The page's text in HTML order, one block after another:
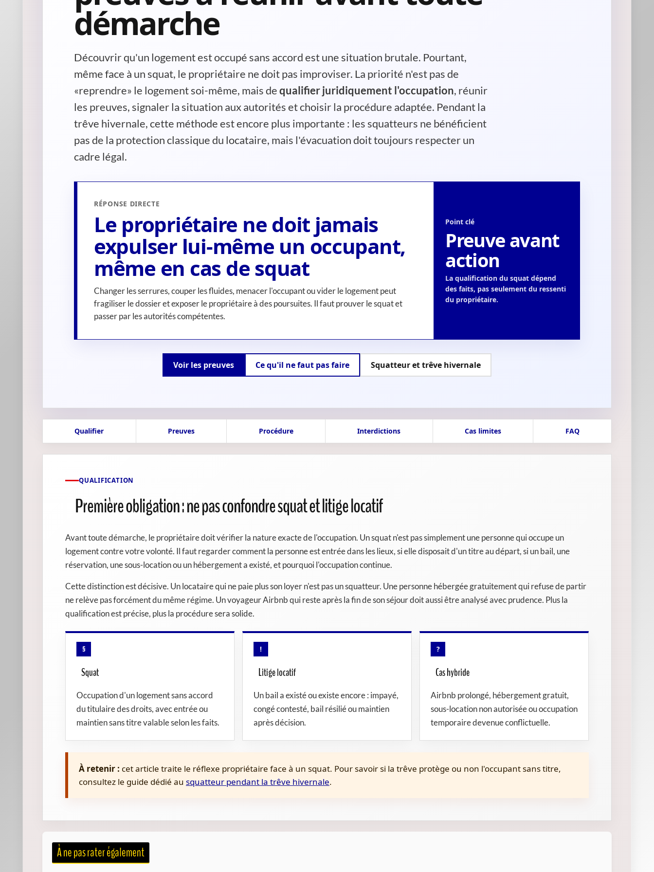
démarche
Découvrir qu'un logement est occupé sans accord est une situation brutale. Pourtant,
même face à un squat, le propriétaire ne doit pas improviser. La priorité n'est pas de
«reprendre» le logement soi-même, mais dequalifier juridiquement l'occupation, réunir
les preuves, signaler la situation aux autorités et choisir la procédure adaptée. Pendant la
trêve hivernale, cette méthode est encore plus importante : les squatteurs ne bénéficient
pas de la protection classique du locataire, mais l'évacuation doit toujours respecter un
cadre légal.
RÉPONSE DIRECTE
Le propriétaire ne doit jamais
expulser lui-même un occupant,
même en cas de squat
Changer les serrures, couper les fluides, menacer l'occupant ou vider le logement peut
fragiliser le dossier et exposer le propriétaire à des poursuites. Il faut prouver le squat et
passer par les autorités compétentes.
Point clé
Preuve avant
action
La qualification du squat dépend
des faits, pas seulement du ressenti
du propriétaire.
Voir les preuves Ce qu'il ne faut pas faire Squatteur et trêve hivernale
Qualifier Preuves Procédure Interdictions Cas limites FAQ
QUALIFICATION
Première obligation : ne pas confondre squat et litige locatif
Avant toute démarche, le propriétaire doit vérifier la nature exacte de l'occupation. Un squat n'est pas simplement une personne qui occupe un
logement contre votre volonté. Il faut regarder comment la personne est entrée dans les lieux, si elle disposait d'un titre au départ, si un bail, une
réservation, une sous-location ou un hébergement a existé, et pourquoi l'occupation continue.
Cette distinction est décisive. Un locataire qui ne paie plus son loyer n'est pas un squatteur. Une personne hébergée gratuitement qui refuse de partir
ne relève pas forcément du même régime. Un voyageur Airbnb qui reste après la fin de son séjour doit aussi être analysé avec prudence. Plus la
qualification est précise, plus la procédure sera solide.
§
Squat
Occupation d'un logement sans accord
du titulaire des droits, avec entrée ou
maintien sans titre valable selon les faits.
!
Litige locatif
Un bail a existé ou existe encore : impayé,
congé contesté, bail résilié ou maintien
après décision.
?
Cas hybride
Airbnb prolongé, hébergement gratuit,
sous-location non autorisée ou occupation
temporaire devenue conflictuelle.
À retenir : cet article traite le réflexe propriétaire face à un squat. Pour savoir si la trêve protège ou non l'occupant sans titre,
consultez le guide dédié au squatteur pendant la trêve hivernale.
À ne pas rater également